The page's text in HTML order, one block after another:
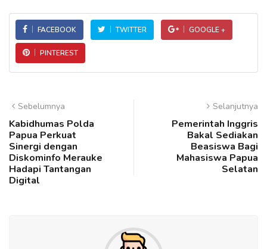
FACEBOOK TWITTER GOOGLE +
PINTEREST
Sebelumnya
Kabidhumas Polda
Papua Perkuat
Sinergi dengan
Diskominfo Merauke
Hadapi Tantangan
Digital
Selanjutnya
Pemerintah Inggris
Bakal Sediakan
Beasiswa Bagi
Mahasiswa Papua
Selatan